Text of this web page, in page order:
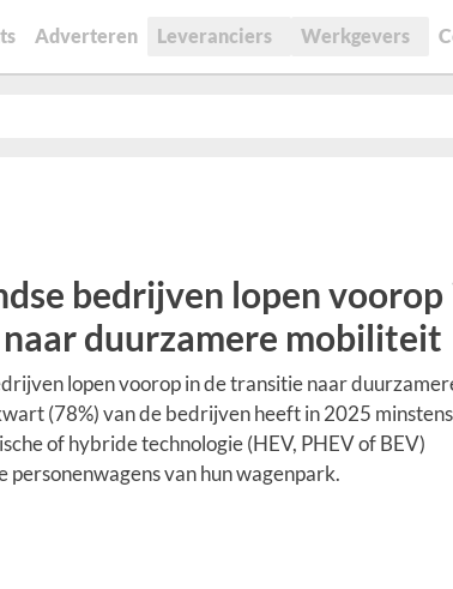
Adverteren Leveranciers Werkgevers
bedrijven lopen voorop
duurzamere mobiliteit
lopen voorop in de transitie naar
(78%) van de bedrijven heeft in 2025
of hybride technologie (HEV, PHEV of BEV)
personenwagens van hun wagenpark.